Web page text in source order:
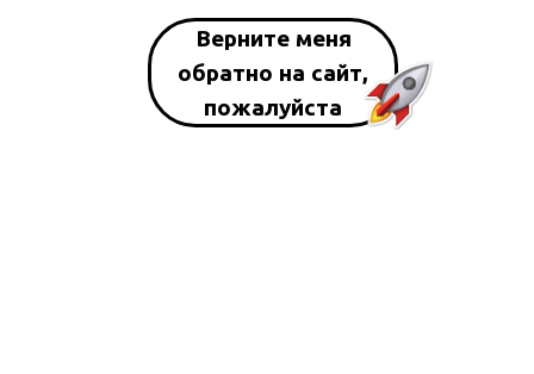
Верните меня
обратно на сайт,
пожалуйста